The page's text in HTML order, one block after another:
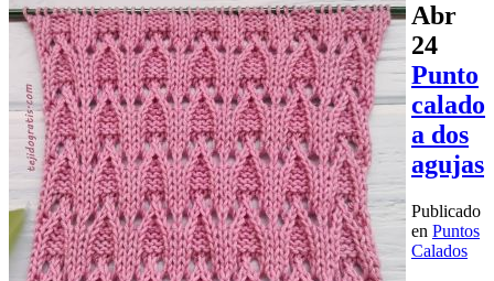
Abr
24
Punto
calado
a dos
agujas
Publicado
en Puntos
Calados